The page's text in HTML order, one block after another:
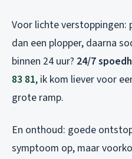
Voor lichte
dan een plopper, daarna
binnen 24 uur? 24/7
83 81, ik kom liever voor
grote ramp.
En onthoud: goede
symptoom op, maar